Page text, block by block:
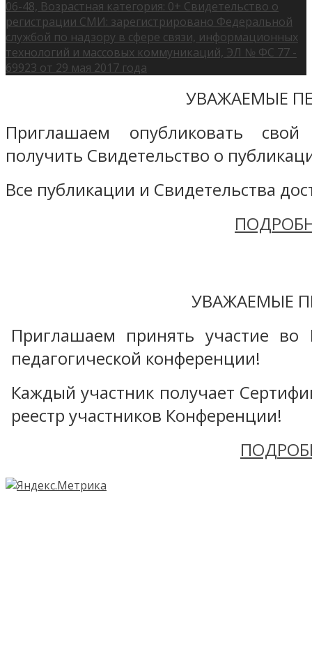
06-48, Возрастная категория: 0+ Свидетельство о
регистрации СМИ: зарегистрировано Федеральной
службой по надзору в сфере связи, информационных
технологий и массовых коммуникаций, ЭЛ № ФС 77 -
69923 от 29 мая 2017 года
УВАЖАЕМЫЕ
Приглашаем опубликовать
получить Свидетельство о
Все публикации и Свидетельства
УВАЖАЕМЫЕ
Приглашаем принять участие во
педагогической конференции!
Каждый участник получает
реестр участников Конференции!